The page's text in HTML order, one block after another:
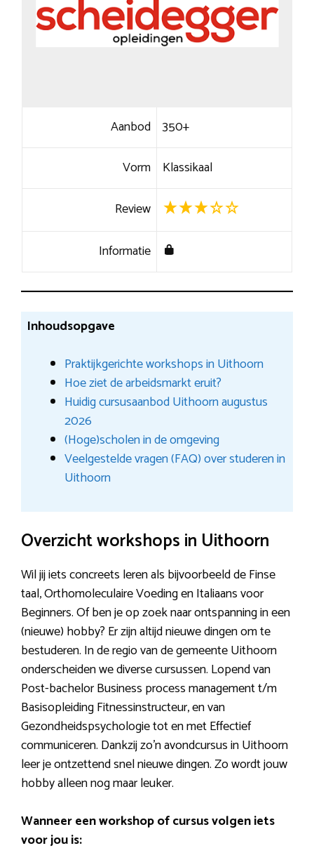
Aanbod 350+
Vorm Klassikaal
Review
Informatie
Inhoudsopgave
Praktijkgerichte workshops in Uithoorn
Hoe ziet de arbeidsmarkt eruit?
Huidig cursusaanbod Uithoorn augustus
2026
(Hoge)scholen in de omgeving
Veelgestelde vragen (FAQ) over studeren in
Uithoorn
Overzicht workshops in Uithoorn
Wil jij iets concreets leren als bijvoorbeeld de Finse
taal, Orthomoleculaire Voeding en Italiaans voor
Beginners. Of ben je op zoek naar ontspanning in een
(nieuwe) hobby? Er zijn altijd nieuwe dingen om te
bestuderen. In de regio van de gemeente Uithoorn
onderscheiden we diverse cursussen. Lopend van
Post-bachelor Business process management t/m
Basisopleiding Fitnessinstructeur, en van
Gezondheidspsychologie tot en met Effectief
communiceren. Dankzij zo’n avondcursus in Uithoorn
leer je ontzettend snel nieuwe dingen. Zo wordt jouw
hobby alleen nog maar leuker.
Wanneer een workshop of cursus volgen iets
voor jou is: